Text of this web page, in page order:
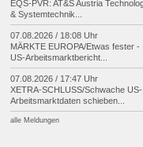
EQS-PVR: AT&S Austria
& Systemtechnik...
07.08.2026 / 18:08 Uhr
MÄRKTE EUROPA/Etwas fester -
US-Arbeitsmarktbericht...
07.08.2026 / 17:47 Uhr
XETRA-SCHLUSS/Schwache US-
Arbeitsmarktdaten schieben...
alle Meldungen